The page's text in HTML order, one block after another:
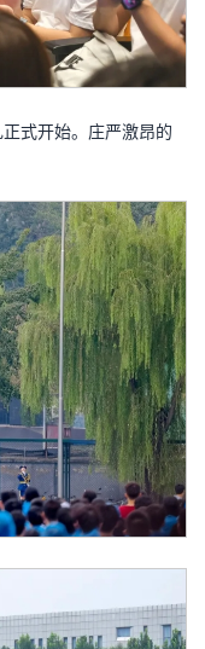
式开始。庄严激昂的